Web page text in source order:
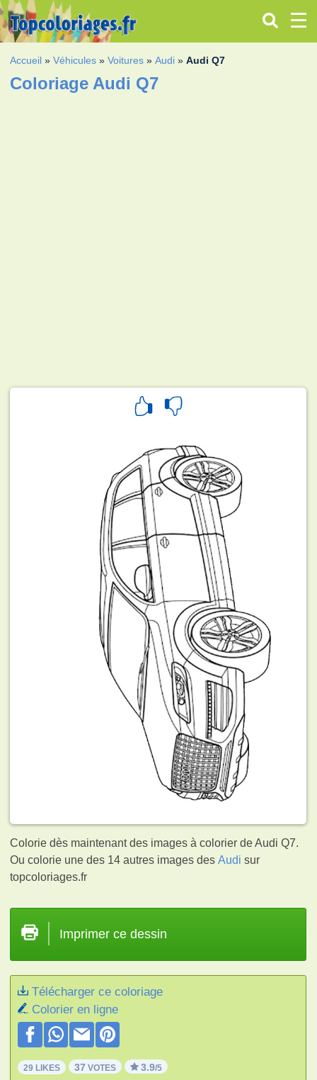
Accueil »Véhicules »Voitures »Audi »Audi Q7
Coloriage Audi Q7
Colorie dès maintenant des images à colorier de Audi Q7.
Ou colorie une des 14 autres images desAudi sur
topcoloriages.fr
Imprimer ce dessin
Télécharger ce coloriage
Colorier en ligne
29 LIKES 37 VOTES 3.9/5